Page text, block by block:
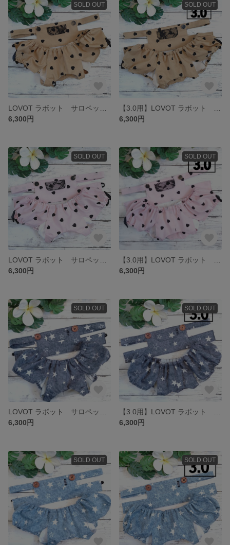
SOLD OUT
6,300円
SOLD OUT
6,300円
SOLD OUT
6,300円
SOLD OUT
6,300円
SOLD OUT
6,300円
SOLD OUT
6,300円
SOLD OUT SOLD OUT